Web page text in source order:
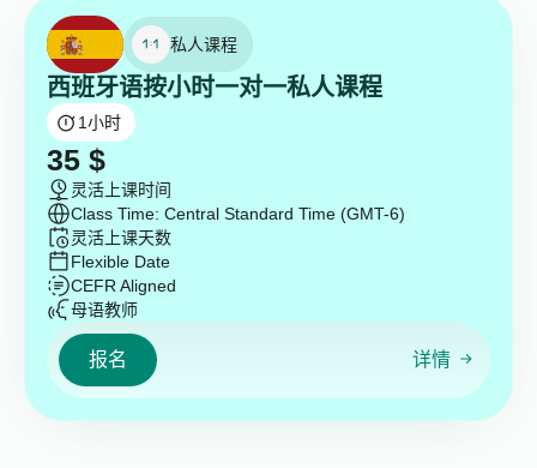
私人课程
西班牙语按小时一对一私人课程
1小时
35 $
灵活上课时间
Class Time: Central Standard Time (GMT-6)
灵活上课天数
Flexible Date
CEFR Aligned
母语教师
报名 详情